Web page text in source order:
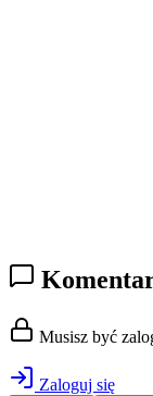
Musisz być
Zaloguj się